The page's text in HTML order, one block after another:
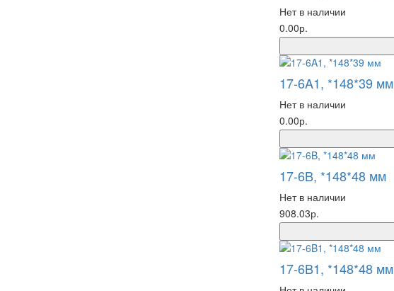
Нет в наличии
0.00р.
17-6A1, *148*39 мм
Нет в наличии
0.00р.
17-6B, *148*48 мм
Нет в наличии
908.03р.
17-6B1, *148*48 мм